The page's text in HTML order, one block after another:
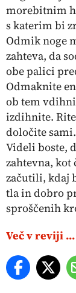
morebitnim
s katerim bi
Odmik noge
zahteva, da
obe palici
Odmaknite
ob tem
izdihnite.
določite
Videli boste,
zahtevna, kot
začutili, kdaj
tla in dobro
sproščenih
Več v reviji ...